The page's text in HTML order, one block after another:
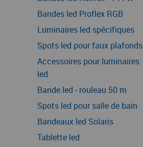
Bandes led Proflex RGB
Luminaires led spécifiques
Spots led pour faux plafonds
Accessoires pour luminaires
led
Bande led - rouleau 50 m
Spots led pour salle de bain
Bandeaux led Solaris
Tablette led